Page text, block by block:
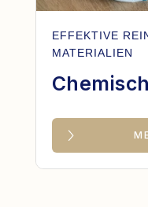
EFFEKTIVE
MATERIALIEN